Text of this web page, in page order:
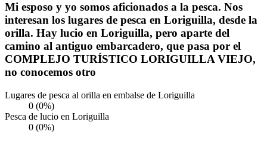
Mi esposo y yo somos aficionados a la pesca. Nos
interesan los lugares de pesca en Loriguilla, desde la
orilla. Hay lucio en Loriguilla, pero aparte del
camino al antiguo embarcadero, que pasa por el
COMPLEJO TURÍSTICO LORIGUILLA VIEJO,
no conocemos otro
Lugares de pesca al orilla en embalse de Loriguilla
0 (0%)
Pesca de lucio en Loriguilla
0 (0%)